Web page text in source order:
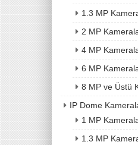
1.3 MP
2 MP
4 MP
6 MP
8 MP ve Üstü
IP Dome
1 MP
1.3 MP